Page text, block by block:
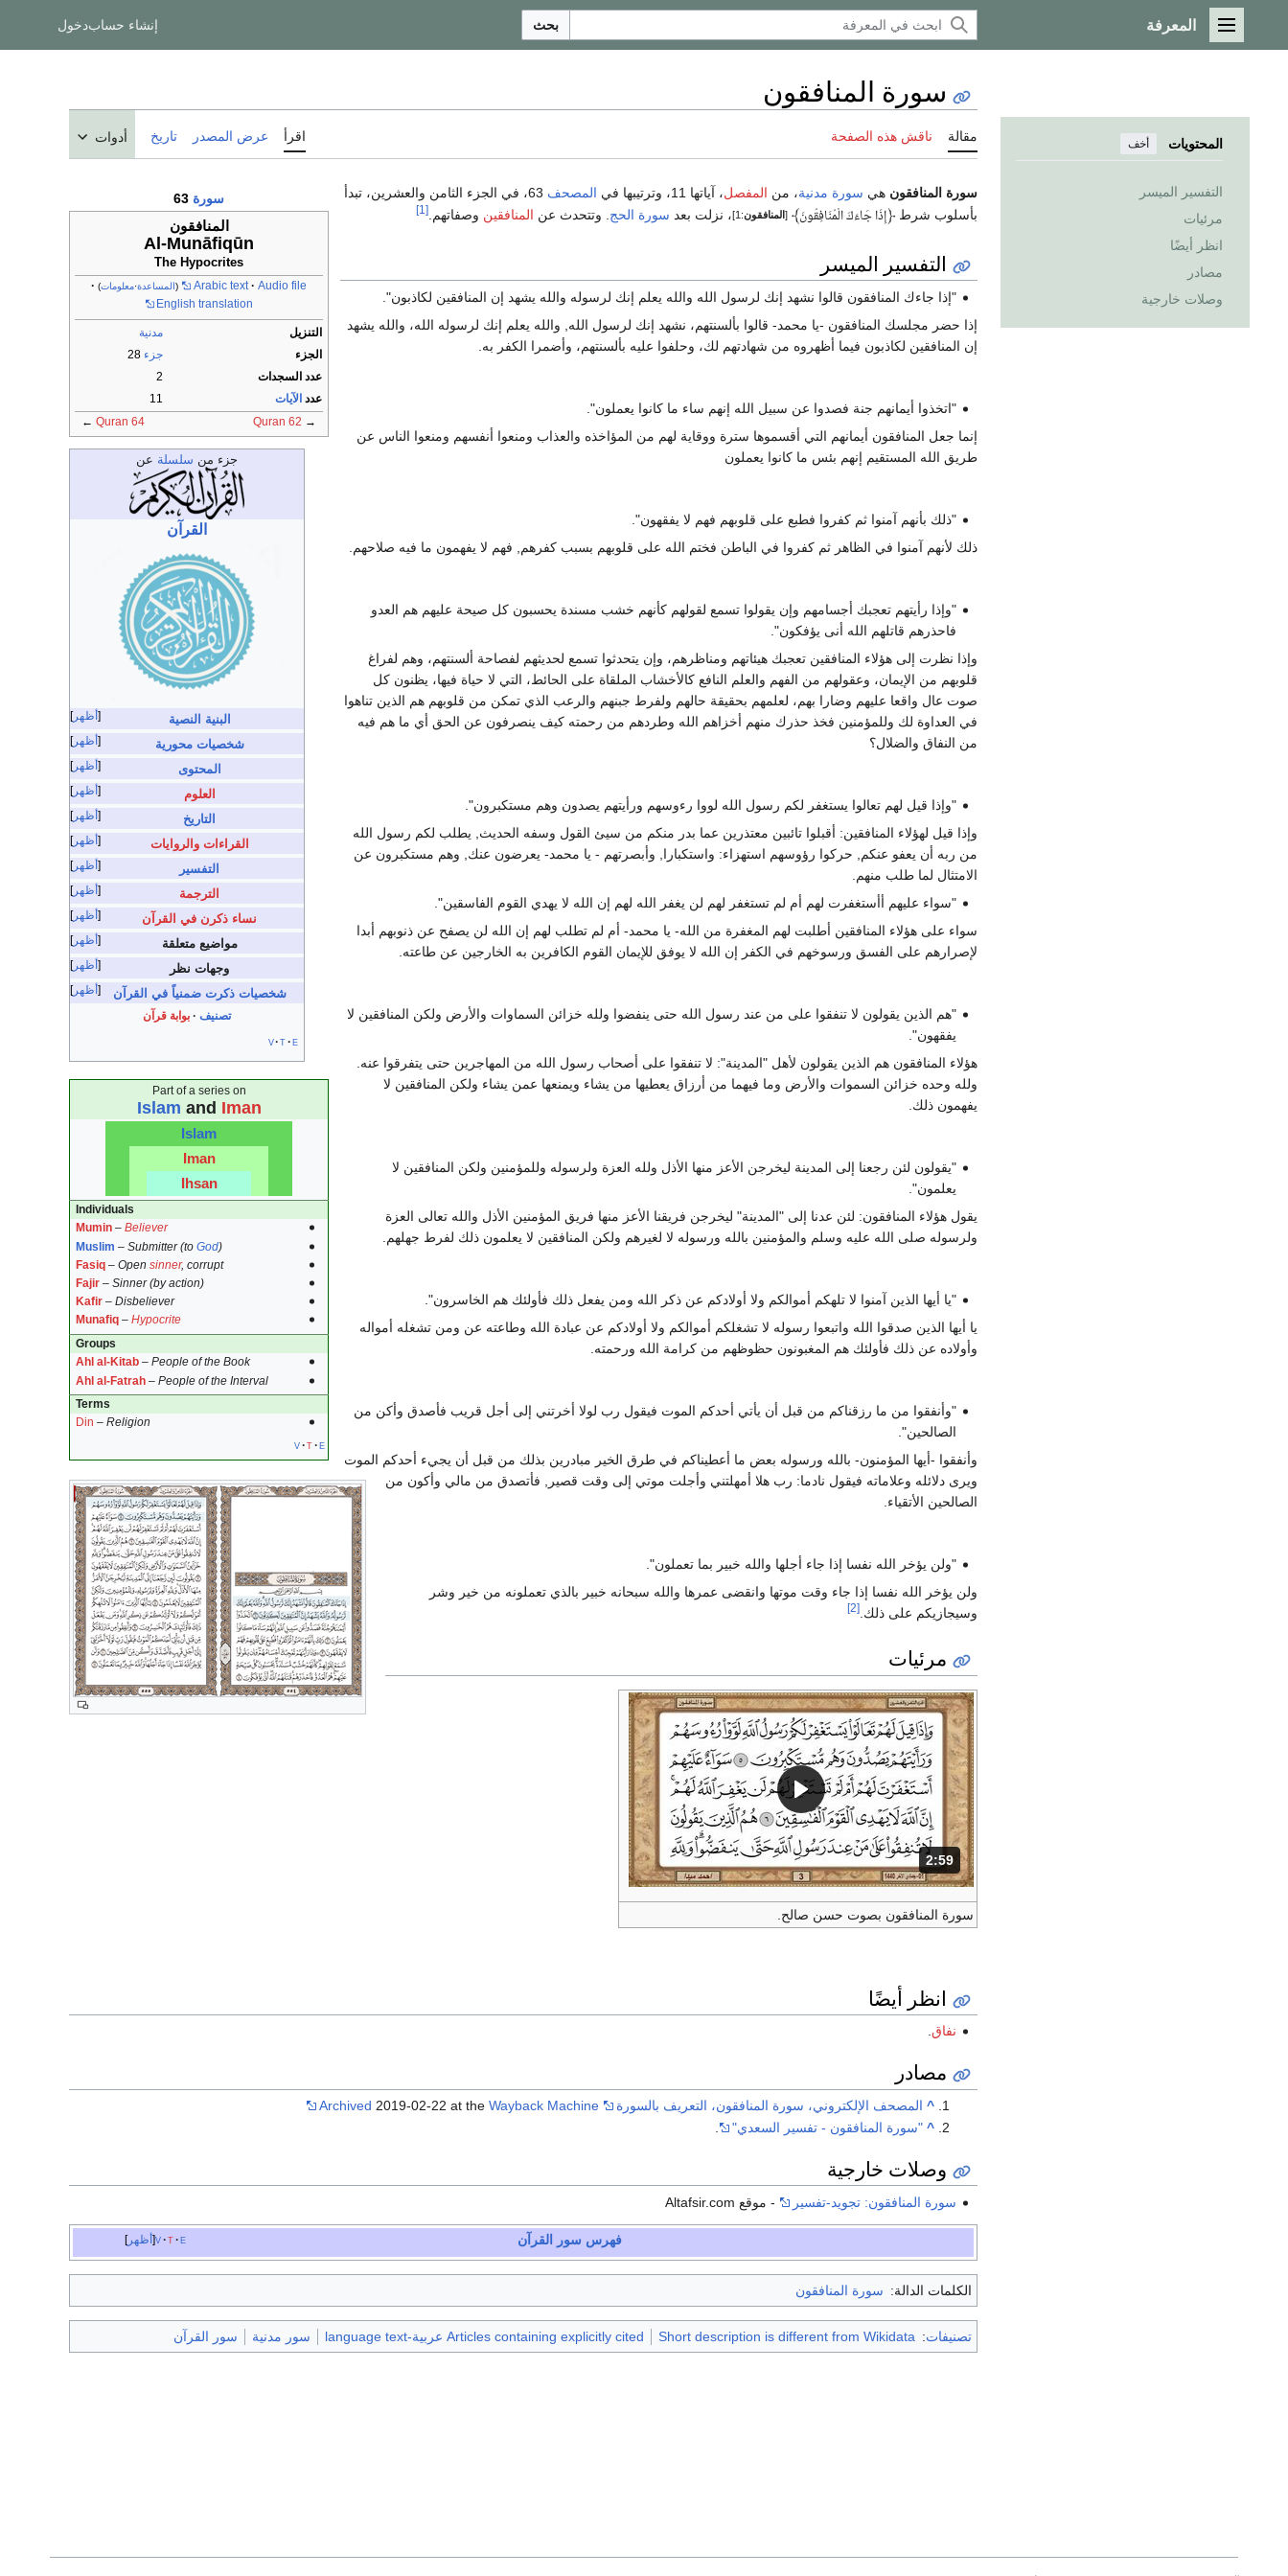
القائمة الرئيسية
المعرفة بحث إنشاء حسابدخول
المحتويات أخف
التفسير الميسر
مرئيات
انظر أيضًا
مصادر
وصلات خارجية
سورة المنافقون
مقالة ناقش هذه الصفحة اقرأ عرض المصدر تاريخ أدوات
سورة
المنافقون
Al-Munāfiqūn
The Hypocrites
Arabic text Audio file
(المساعدة·معلومات)
English translation
التنزيل
مدنية
الجزء
جزء
عدد السجدات
2
عدد الآيات
11
→
Quran 62
Quran 64
←
جزء من سلسلة عن
القرآن
أظهر البنية النصية
أظهر شخصيات محورية
أظهر المحتوى
أظهر العلوم
أظهر التاريخ
أظهر القراءات والروايات
أظهر التفسير
أظهر الترجمة
أظهر نساء ذكرن في القرآن
أظهر مواضيع متعلقة
أظهر وجهات نظر
أظهر شخصيات ذكرت ضمنياً في القرآن
تصنيف
بوابة قرآن
v t e
Part of a series on
Islam and Iman
Islam
Iman
Ihsan
Individuals
Mumin –Believer
Muslim –Submitter (toGod)
Fasiq –Opensinner, corrupt
Fajir –Sinner (by action)
Kafir –Disbeliever
Munafiq –Hypocrite
Groups
Ahl al-Kitab –People of the Book
Ahl al-Fatrah –People of the Interval
Terms
Din –Religion
v t e
سورة المنافقون هي سورة مدنية، من المفصل، آياتها 11، وترتيبها في المصحف
63، في الجزء الثامن والعشرين، تبدأ
بأسلوب شرط ﴿إِذَا جَاءَكَ الْمُنَافِقُونَ﴾ [ المنافقون:1] ، نزلت بعد سورة الحج . وتتحدث عن المنافقين وصفاتهم. [1]
التفسير الميسر
"إذا جاءك المنافقون قالوا نشهد إنك لرسول الله والله يعلم إنك لرسوله والله يشهد إن المنافقين لكاذبون".
إذا حضر مجلسك المنافقون -يا محمد- قالوا بألسنتهم، نشهد إنك لرسول الله, والله يعلم إنك لرسوله الله، والله يشهد
إن المنافقين لكاذبون فيما أظهروه من شهادتهم لك، وحلفوا عليه بألسنتهم، وأضمرا الكفر به.
"اتخذوا أيمانهم جنة فصدوا عن سبيل الله إنهم ساء ما كانوا يعملون".
إنما جعل المنافقون أيمانهم التي أقسموها سترة ووقاية لهم من المؤاخذه والعذاب ومنعوا أنفسهم ومنعوا الناس عن
طريق الله المستقيم إنهم بئس ما كانوا يعملون
"ذلك بأنهم آمنوا ثم كفروا فطبع على قلوبهم فهم لا يفقهون".
ذلك لأنهم آمنوا في الظاهر ثم كفروا في الباطن فختم الله على قلوبهم بسبب كفرهم, فهم لا يفهمون ما فيه صلاحهم.
"وإذا رأيتهم تعجبك أجسامهم وإن يقولوا تسمع لقولهم كأنهم خشب مسندة يحسبون كل صيحة عليهم هم العدو
فاحذرهم قاتلهم الله أنى يؤفكون".
وإذا نظرت إلى هؤلاء المنافقين تعجبك هيئاتهم ومناظرهم، وإن يتحدثوا تسمع لحديثهم لفصاحة ألسنتهم، وهم لفراغ
قلوبهم من الإيمان، وعقولهم من الفهم والعلم النافع كالأخشاب الملقاة على الحائط، التي لا حياة فيها، يظنون كل
صوت عال واقعا عليهم وضارا بهم، لعلمهم بحقيقة حالهم ولفرط جبنهم والرعب الذي تمكن من قلوبهم هم الذين تناهوا
في العداوة لك وللمؤمنين فخذ حذرك منهم أخزاهم الله وطردهم من رحمته كيف ينصرفون عن الحق أي ما هم فيه
من النفاق والضلال؟
"وإذا قيل لهم تعالوا يستغفر لكم رسول الله لووا رءوسهم ورأيتهم يصدون وهم مستكبرون".
وإذا قيل لهؤلاء المنافقين: أقبلوا تائبين معتذرين عما بدر منكم من سيئ القول وسفه الحديث, يطلب لكم رسول الله
من ربه أن يعفو عنكم, حركوا رؤوسهم استهزاء: واستكبارا, وأبصرتهم - يا محمد- يعرضون عنك, وهم مستكبرون عن
الامتثال لما طلب منهم.
"سواء عليهم أأستغفرت لهم أم لم تستغفر لهم لن يغفر الله لهم إن الله لا يهدي القوم الفاسقين".
سواء على هؤلاء المنافقين أطلبت لهم المغفرة من الله- يا محمد- أم لم تطلب لهم إن الله لن يصفح عن ذنوبهم أبدا
لإصرارهم على الفسق ورسوخهم في الكفر إن الله لا يوفق للإيمان القوم الكافرين به الخارجين عن طاعته.
"هم الذين يقولون لا تنفقوا على من عند رسول الله حتى ينفضوا ولله خزائن السماوات والأرض ولكن المنافقين لا
يفقهون".
هؤلاء المنافقون هم الذين يقولون لأهل "المدينة": لا تنفقوا على أصحاب رسول الله من المهاجرين حتى يتفرقوا عنه.
ولله وحده خزائن السموات والأرض وما فيهما من أرزاق يعطيها من يشاء ويمنعها عمن يشاء ولكن المنافقين لا
يفهمون ذلك.
"يقولون لئن رجعنا إلى المدينة ليخرجن الأعز منها الأذل ولله العزة ولرسوله وللمؤمنين ولكن المنافقين لا
يعلمون".
يقول هؤلاء المنافقون: لئن عدنا إلى "المدينة" ليخرجن فريقنا الأعز منها فريق المؤمنين الأذل والله تعالى العزة
ولرسوله صلى الله عليه وسلم والمؤمنين بالله ورسوله لا لغيرهم ولكن المنافقين لا يعلمون ذلك لفرط جهلهم.
"يا أيها الذين آمنوا لا تلهكم أموالكم ولا أولادكم عن ذكر الله ومن يفعل ذلك فأولئك هم الخاسرون".
يا أيها الذين صدقوا الله واتبعوا رسوله لا تشغلكم أموالكم ولا أولادكم عن عبادة الله وطاعته عن ومن تشغله أمواله
وأولاده عن ذلك فأولئك هم المغبونون حظوظهم من كرامة الله ورحمته.
"وأنفقوا من ما رزقناكم من قبل أن يأتي أحدكم الموت فيقول رب لولا أخرتني إلى أجل قريب فأصدق وأكن من
الصالحين".
وأنفقوا -أيها المؤمنون- بالله ورسوله بعض ما أعطيناكم في طرق الخير مبادرين بذلك من قبل أن يجيء أحدكم الموت
ويرى دلائله وعلاماته فيقول نادما: رب هلا أمهلتني وأجلت موتي إلى وقت قصير, فأتصدق من مالي وأكون من
الصالحين الأتقياء.
"ولن يؤخر الله نفسا إذا جاء أجلها والله خبير بما تعملون".
ولن يؤخر الله نفسا إذا جاء وقت موتها وانقضى عمرها والله سبحانه خبير بالذي تعملونه من خير وشر
وسيجازيكم على ذلك. [2]
مرئيات
المدة: دقائق و 59 ثواني.
2:59
سورة المنافقون بصوت حسن صالح.
انظر أيضًا
نفاق.
مصادر
^ المصحف الإلكتروني، سورة المنافقون، التعريف بالسورة Archived 2019-02-22 at theWayback Machine
^ "سورة المنافقون - تفسير السعدي"
وصلات خارجية
سورة المنافقون: تجويد-تفسير - موقع Altafsir.com
أظهر v t e فهرس سور القرآن
الكلمات الدالة: سورة المنافقون
تصنيفات:
Short description is different from Wikidata Articles containing explicitly cited عربية-language text سور مدنية سور القرآن